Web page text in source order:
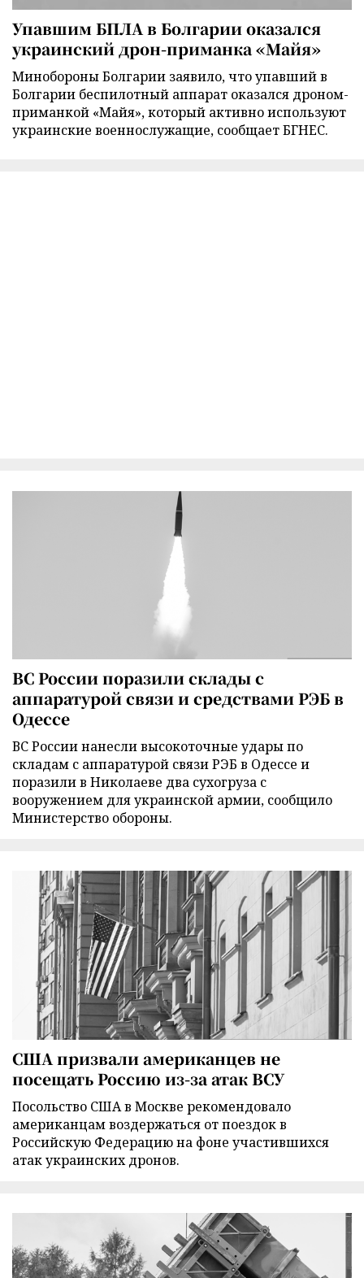
Упавшим БПЛА в Болгарии оказался
украинский дрон-приманка «Майя»
Минобороны Болгарии заявило, что упавший в
Болгарии беспилотный аппарат оказался дроном-
приманкой «Майя», который активно используют
украинские военнослужащие, сообщает БГНЕС.
ВС России поразили склады с
аппаратурой связи и средствами РЭБ в
Одессе
ВС России нанесли высокоточные удары по
складам с аппаратурой связи РЭБ в Одессе и
поразили в Николаеве два сухогруза с
вооружением для украинской армии, сообщило
Министерство обороны.
США призвали американцев не
посещать Россию из-за атак ВСУ
Посольство США в Москве рекомендовало
американцам воздержаться от поездок в
Российскую Федерацию на фоне участившихся
атак украинских дронов.